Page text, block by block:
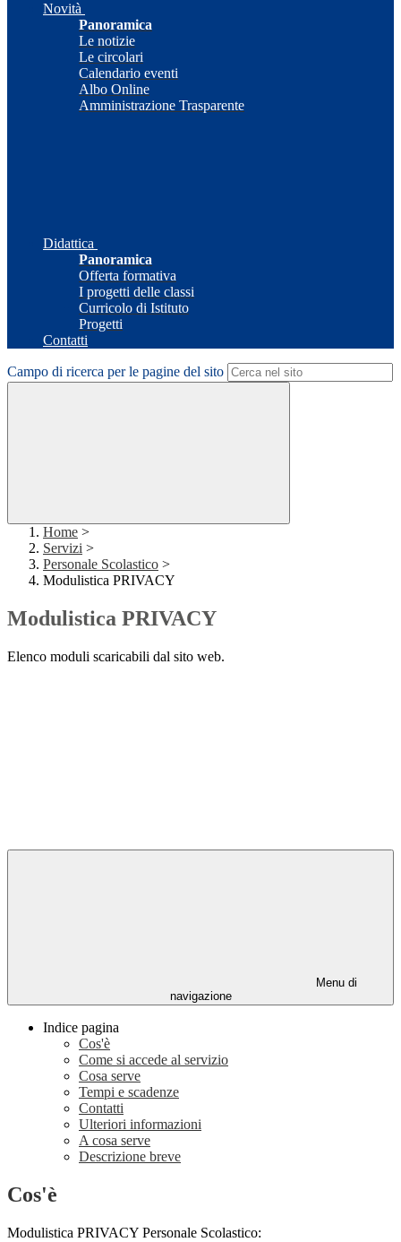
Novità
Panoramica
Le notizie
Le circolari
Calendario eventi
Albo Online
Amministrazione Trasparente
Didattica
Panoramica
Offerta formativa
I progetti delle classi
Curricolo di Istituto
Progetti
Contatti
Campo di ricerca per le pagine del sito
Home >
Servizi >
Personale Scolastico >
Modulistica PRIVACY
Modulistica PRIVACY
Elenco moduli scaricabili dal sito web.
Menu di
navigazione
Indice pagina
Cos'è
Come si accede al servizio
Cosa serve
Tempi e scadenze
Contatti
Ulteriori informazioni
A cosa serve
Descrizione breve
Cos'è
Modulistica PRIVACY Personale Scolastico: